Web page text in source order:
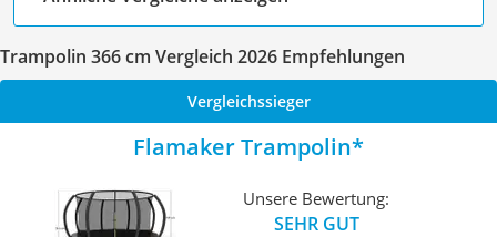
Trampolin 366 cm Vergleich 2026 Empfehlungen
Vergleichssieger
Flamaker Trampolin
Unsere Bewertung:
SEHR GUT